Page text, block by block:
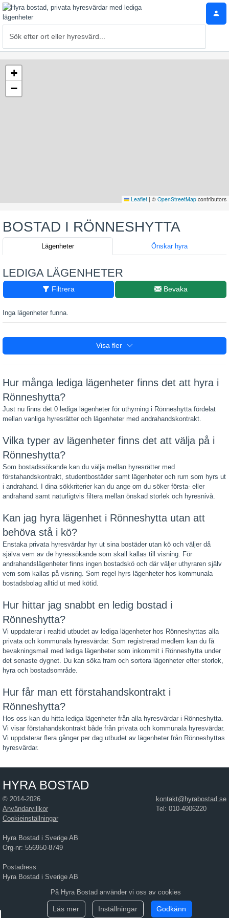
+
−
Leaflet | © OpenStreetMap contributors
BOSTAD I RÖNNESHYTTA
Lägenheter Önskar hyra
LEDIGA LÄGENHETER
Filtrera Bevaka
Inga lägenheter funna.
Visa fler
Hur många lediga lägenheter finns det att hyra i
Rönneshytta?
Just nu finns det 0 lediga lägenheter för uthyrning i Rönneshytta fördelat
mellan vanliga hyresrätter och lägenheter med andrahandskontrakt.
Vilka typer av lägenheter finns det att välja på i
Rönneshytta?
Som bostadssökande kan du välja mellan hyresrätter med
förstahandskontrakt, studentbostäder samt lägenheter och rum som hyrs ut
i andrahand. I dina sökkriterier kan du ange om du söker första- eller
andrahand samt naturligtvis filtera mellan önskad storlek och hyresnivå.
Kan jag hyra lägenhet i Rönneshytta utan att
behöva stå i kö?
Enstaka privata hyresvärdar hyr ut sina bostäder utan kö och väljer då
själva vem av de hyressökande som skall kallas till visning. För
andrahandslägenheter finns ingen bostadskö och där väljer uthyraren själv
vem som kallas på visning. Som regel hyrs lägenheter hos kommunala
bostadsbolag alltid ut med kötid.
Hur hittar jag snabbt en ledig bostad i
Rönneshytta?
Vi uppdaterar i realtid utbudet av lediga lägenheter hos Rönneshyttas alla
privata och kommunala hyresvärdar. Som registrerad medlem kan du få
bevakningsmail med lediga lägenheter som inkommit i Rönneshytta under
det senaste dygnet. Du kan söka fram och sortera lägenheter efter storlek,
hyra och bostadsområde.
Hur får man ett förstahandskontrakt i
Rönneshytta?
Hos oss kan du hitta lediga lägenheter från alla hyresvärdar i Rönneshytta.
Vi visar förstahandskontrakt både från privata och kommunala hyresvärdar.
Vi uppdaterar flera gånger per dag utbudet av lägenheter från Rönneshyttas
hyresvärdar.
HYRA BOSTAD
kontakt@hyrabostad.se
Tel: 010-4906220
© 2014-2026
Användarvillkor
Cookieinställningar
Hyra Bostad i Sverige AB
Org-nr: 556950-8749
Postadress
Hyra Bostad i Sverige AB
På Hyra Bostad använder vi oss av cookies
Läs mer Inställningar Godkänn